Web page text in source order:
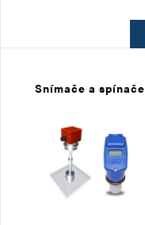
Snímače a spínače